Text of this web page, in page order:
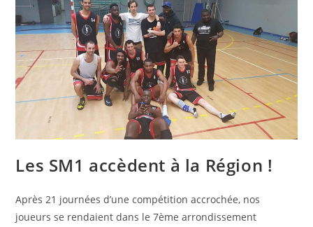
Les SM1 accèdent à la Région !
Après 21 journées d’une compétition accrochée, nos
joueurs se rendaient dans le 7ème arrondissement